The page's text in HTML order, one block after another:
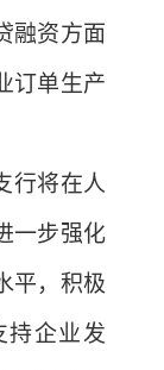
融资方面
订单生产
行将在人
一步强化
平，积极
持企业发